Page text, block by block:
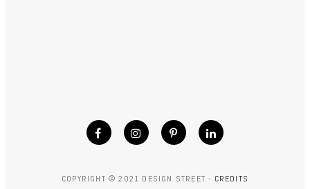
COPYRIGHT © 2021 DESIGN STREET - CREDITS